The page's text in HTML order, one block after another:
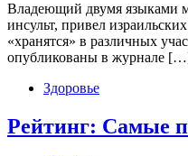
Владеющий двумя языками
инсульт, привел
«хранятся» в различных
опубликованы в журнале
Здоровье
Рейтинг: Самые